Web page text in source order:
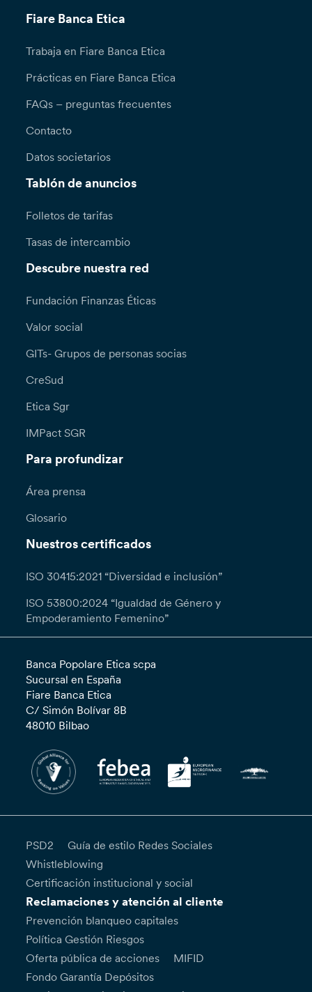
Fiare Banca Etica
Trabaja en Fiare Banca Etica
Prácticas en Fiare Banca Etica
FAQs – preguntas frecuentes
Contacto
Datos societarios
Tablón de anuncios
Folletos de tarifas
Tasas de intercambio
Descubre nuestra red
Fundación Finanzas Éticas
Valor social
GITs- Grupos de personas socias
CreSud
Etica Sgr
IMPact SGR
Para profundizar
Área prensa
Glosario
Nuestros certificados
ISO 30415:2021 “Diversidad e inclusión”
ISO 53800:2024 “Igualdad de Género y
Empoderamiento Femenino”
Banca Popolare Etica scpa
Sucursal en España
Fiare Banca Etica
C/ Simón Bolívar 8B
48010 Bilbao
PSD2
Guía de estilo Redes Sociales
Whistleblowing
Certificación institucional y social
Reclamaciones y atención al cliente
Prevención blanqueo capitales
Política Gestión Riesgos
Oferta pública de acciones
MIFID
Fondo Garantía Depósitos